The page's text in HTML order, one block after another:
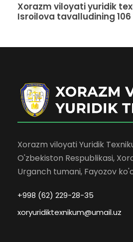
Xorazm viloyati yuridik
Isroilova tavalludining
Xorazm viloyati Yuridik
O'zbekiston Respublikasi,
Urganch tumani, Fayozov
+998 (62) 229-28-35
xoryuridiktexnikum@umail.uz